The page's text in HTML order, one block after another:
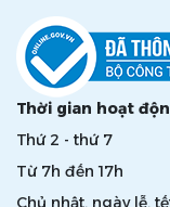
Thời gian hoạt
Thứ 2 - thứ 7
Từ 7h đến 17h
Chủ nhật, ngày lễ,